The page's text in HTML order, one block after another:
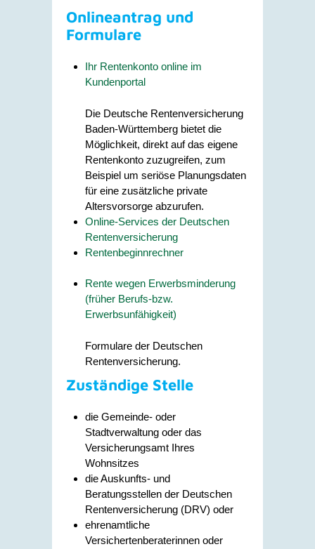
Onlineantrag und
Formulare
Ihr Rentenkonto online im
Kundenportal
Die Deutsche Rentenversicherung
Baden-Württemberg bietet die
Möglichkeit, direkt auf das eigene
Rentenkonto zuzugreifen, zum
Beispiel um seriöse Planungsdaten
für eine zusätzliche private
Altersvorsorge abzurufen.
Online-Services der Deutschen
Rentenversicherung
Rentenbeginnrechner
Rente wegen Erwerbsminderung
(früher Berufs-bzw.
Erwerbsunfähigkeit)
Formulare der Deutschen
Rentenversicherung.
Zuständige Stelle
die Gemeinde- oder
Stadtverwaltung oder das
Versicherungsamt Ihres
Wohnsitzes
die Auskunfts- und
Beratungsstellen der Deutschen
Rentenversicherung (DRV) oder
ehrenamtliche
Versichertenberaterinnen oder